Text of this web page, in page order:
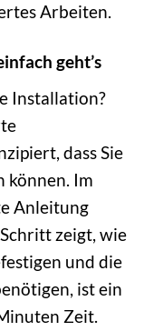
Arbeiten.
geht’s
Installation?
dass Sie
können. Im
Anleitung
zeigt, wie
und die
ist ein
Zeit.